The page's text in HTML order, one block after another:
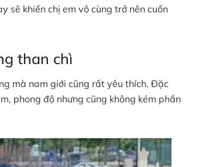
sẽ khiến chị em vô cùng trở nên cuốn
than chì
mà nam giới cũng rất yêu thích. Đặc
phong độ nhưng cũng không kém phần